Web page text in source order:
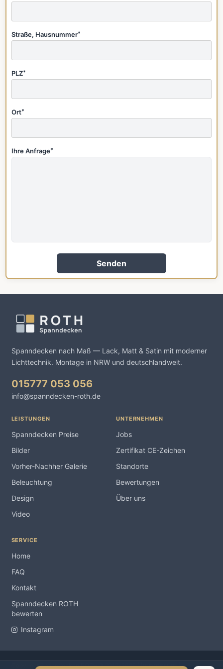
Straße, Hausnummer*
PLZ*
Ort*
Ihre Anfrage*
Senden
Spanndecken nach Maß — Lack, Matt & Satin mit moderner
Lichttechnik. Montage in NRW und deutschlandweit.
015777 053 056
info@spanndecken-roth.de
LEISTUNGEN
Spanndecken Preise
Bilder
Vorher-Nachher Galerie
Beleuchtung
Design
Video
UNTERNEHMEN
Jobs
Zertifikat CE-Zeichen
Standorte
Bewertungen
Über uns
SERVICE
Home
FAQ
Kontakt
Spanndecken ROTH
bewerten
Instagram
Copyright Spanndecken ROTH ® 2012-2026 |Impressum|